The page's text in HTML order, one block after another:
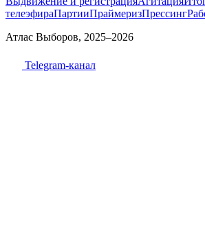
телеэфираПартииПраймеризПрессинг
Атлас Выборов, 2025–2026
Telegram-канал